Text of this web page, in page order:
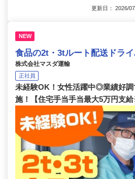
更新日： 2026/
NEW
食品の2t・3tルート配送ドラ
株式会社マスダ運輸
正社員
未経験OK！女性活躍中◎業績好
施！【住宅手当手当最大5万円支給